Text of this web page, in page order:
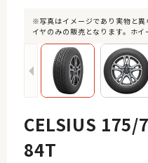
※写真はイメージであり実物と
イヤのみの販売となります。ホ
CELSIUS 175/
84T